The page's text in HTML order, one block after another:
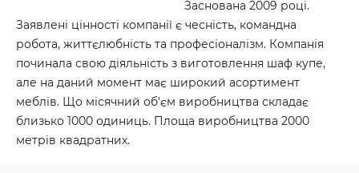
Заснована 2009 році.
Заявлені цінності компанії є чесність, командна
робота, життєлюбність та професіоналізм. Компанія
починала свою діяльність з виготовлення шаф купе,
але на даний момент має широкий асортимент
меблів. Що місячний об'єм виробництва складає
близько 1000 одиниць. Площа виробництва 2000
метрів квадратних.